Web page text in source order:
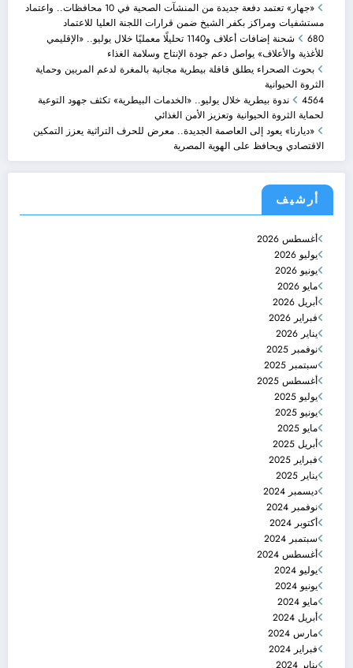
«جهار» تعتمد دفعة جديدة من المنشآت الصحية في 10 محافظات.. واعتماد
مستشفيات ومراكز بكفر الشيخ ضمن قرارات اللجنة العليا للاعتماد
680 شحنة إضافات أعلاف و1140 تحليلًا معمليًا خلال يوليو.. «الإقليمي
للأغذية والأعلاف» يواصل دعم جودة الإنتاج وسلامة الغذاء
بحوث الصحراء يطلق قافلة بيطرية مجانية بالمغرة لدعم المربين وحماية
الثروة الحيوانية
4564 ندوة بيطرية خلال يوليو.. «الخدمات البيطرية» تكثف جهود التوعية
لحماية الثروة الحيوانية وتعزيز الأمن الغذائي
«ديارنا» يعود إلى العاصمة الجديدة.. معرض للحرف التراثية يعزز التمكين
الاقتصادي ويحافظ على الهوية المصرية
أرشيف
أغسطس 2026
يوليو 2026
يونيو 2026
مايو 2026
أبريل 2026
فبراير 2026
يناير 2026
نوفمبر 2025
سبتمبر 2025
أغسطس 2025
يوليو 2025
يونيو 2025
مايو 2025
أبريل 2025
فبراير 2025
يناير 2025
ديسمبر 2024
نوفمبر 2024
أكتوبر 2024
سبتمبر 2024
أغسطس 2024
يوليو 2024
يونيو 2024
مايو 2024
أبريل 2024
مارس 2024
فبراير 2024
يناير 2024